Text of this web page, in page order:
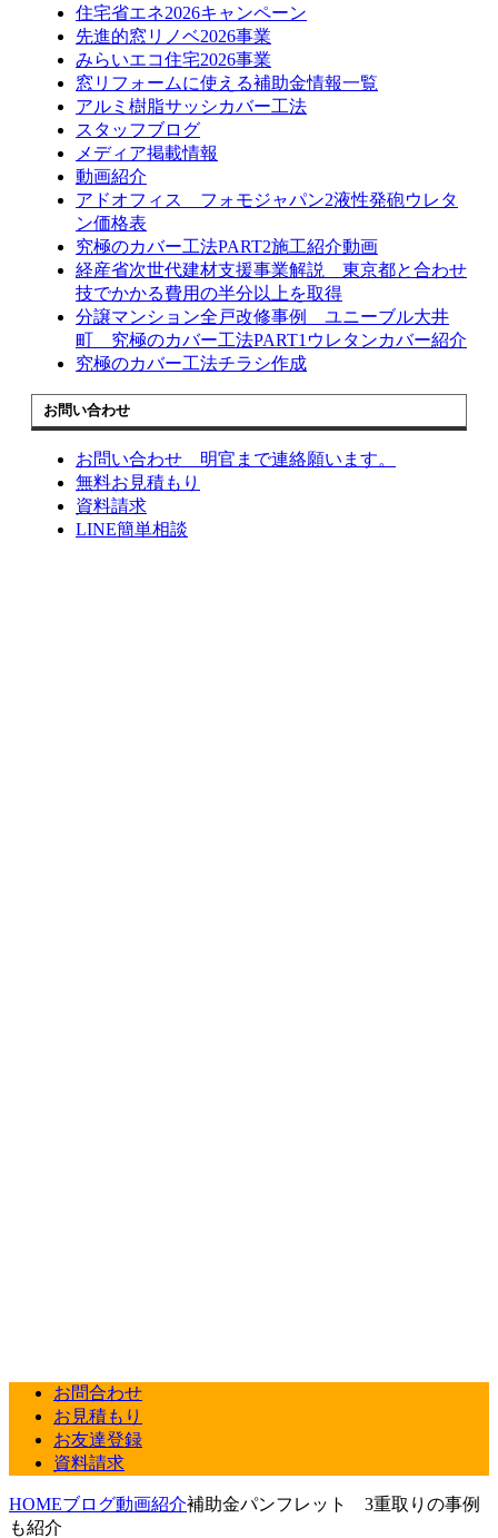
住宅省エネ2026キャンペーン
先進的窓リノベ2026事業
みらいエコ住宅2026事業
窓リフォームに使える補助金情報一覧
アルミ樹脂サッシカバー工法
スタッフブログ
メディア掲載情報
動画紹介
アドオフィス フォモジャパン2液性発砲ウレタ
ン価格表
究極のカバー工法PART2施工紹介動画
経産省次世代建材支援事業解説 東京都と合わせ
技でかかる費用の半分以上を取得
分譲マンション全戸改修事例 ユニーブル大井
町 究極のカバー工法PART1ウレタンカバー紹介
究極のカバー工法チラシ作成
お問い合わせ
お問い合わせ 明官まで連絡願います。
無料お見積もり
資料請求
LINE簡単相談
お問合わせ
お見積もり
お友達登録
資料請求
HOMEブログ動画紹介補助金パンフレット 3重取りの事例
も紹介